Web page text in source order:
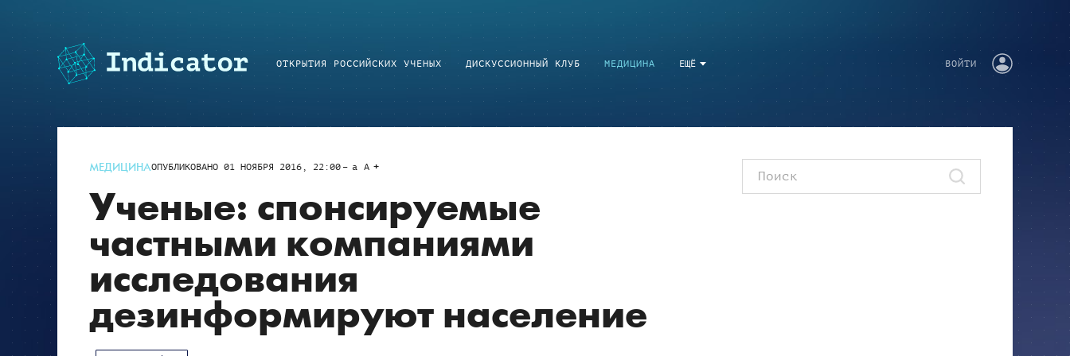
ЕЩЁ
ОТКРЫТИЯ РОССИЙСКИХ УЧЕНЫХ ДИСКУССИОННЫЙ КЛУБ МЕДИЦИНА ВОЙТИ
МЕДИЦИНАОПУБЛИКОВАНО 01 НОЯБРЯ 2016, 22:00 a A
Ученые: спонсируемые
частными компаниями
исследования
дезинформируют население